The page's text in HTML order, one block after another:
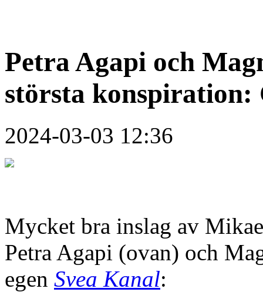
Petra Agapi och
största konspiration:
2024-03-03 12:36
Mycket bra inslag av
Petra Agapi (ovan) och
egen Svea Kanal: